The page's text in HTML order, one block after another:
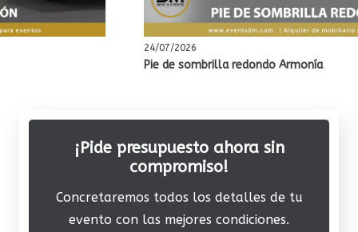
Pie de sombrilla redondo Armonía
¡Pide presupuesto ahora sin
compromiso!
Concretaremos todos los detalles de tu
evento con las mejores condiciones.